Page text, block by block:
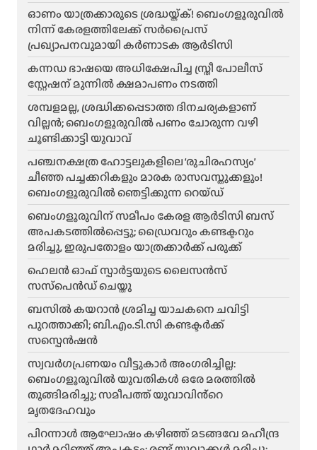
ഓണം യാത്രക്കാരുടെ ശ്രദ്ധയ്ക്ക്! ബെംഗളൂരുവിൽ
നിന്ന് കേരളത്തിലേക്ക് സർപ്രൈസ്
പ്രഖ്യാപനവുമായി കർണാടക ആർടിസി
കന്നഡ ഭാഷയെ അധിക്ഷേപിച്ച സ്ത്രീ പോലീസ്
സ്റ്റേഷന് മുന്നിൽ ക്ഷമാപണം നടത്തി
ശമ്പളമല്ല, ശ്രദ്ധിക്കപ്പെടാത്ത ദിനചര്യകളാണ്
വില്ലൻ; ബെംഗളൂരുവിൽ പണം ചോരുന്ന വഴി
ചൂണ്ടിക്കാട്ടി യുവാവ്
പഞ്ചനക്ഷത്ര ഹോട്ടലുകളിലെ ‘രുചിരഹസ്യം’
ചീഞ്ഞ പച്ചക്കറികളും മാരക രാസവസ്തുക്കളും!
ബെംഗളൂരുവിൽ ഞെട്ടിക്കുന്ന റെയ്ഡ്
ബെംഗളൂരുവിന് സമീപം കേരള ആർടിസി ബസ്
അപകടത്തിൽപ്പെട്ടു; ഡ്രൈവറും കണ്ടക്ടറും
മരിച്ചു, ഇരുപതോളം യാത്രക്കാർക്ക് പരുക്ക്
ഹെലന്‍ ഓഫ് സ്പാര്‍ട്ടയുടെ ലൈസന്‍സ്
സസ്‌പെന്‍ഡ് ചെയ്തു
ബസിൽ കയറാൻ ശ്രമിച്ച യാചകനെ ചവിട്ടി
പുറത്താക്കി; ബി.എം.ടി.സി കണ്ടക്ടർക്ക്
സസ്പെൻഷൻ
സ്വവർഗപ്രണയം വീട്ടുകാർ അംഗരിച്ചില്ല:
ബെംഗളൂരുവിൽ യുവതികൾ ഒരേ മരത്തിൽ
തൂങ്ങിമരിച്ചു; സമീപത്ത് യുവാവിൻ്റെ
മൃതദേഹവും
പിറന്നാൾ ആഘോഷം കഴിഞ്ഞ് മടങ്ങവേ മഹീന്ദ്ര